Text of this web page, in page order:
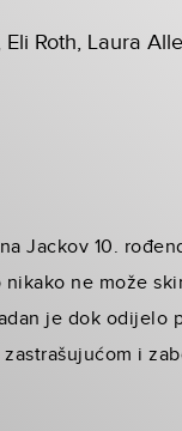
Roth, Laura
Jackov 10.
ne može
je dok odijelo
i